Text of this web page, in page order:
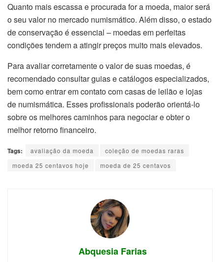
Quanto mais escassa e procurada for a moeda, maior será
o seu valor no mercado numismático. Além disso, o estado
de conservação é essencial – moedas em perfeitas
condições tendem a atingir preços muito mais elevados.
Para avaliar corretamente o valor de suas moedas, é
recomendado consultar guias e catálogos especializados,
bem como entrar em contato com casas de leilão e lojas
de numismática. Esses profissionais poderão orientá-lo
sobre os melhores caminhos para negociar e obter o
melhor retorno financeiro.
Tags: avaliação da moeda
coleção de moedas raras
moeda 25 centavos hoje
moeda de 25 centavos
Abquesia Farias